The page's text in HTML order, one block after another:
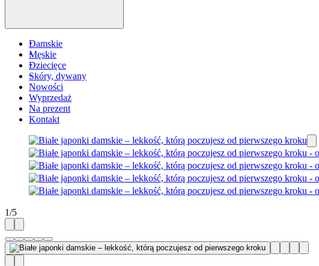
Damskie
Męskie
Dziecięce
Skóry, dywany
Nowości
Wyprzedaż
Na prezent
Kontakt
1/5